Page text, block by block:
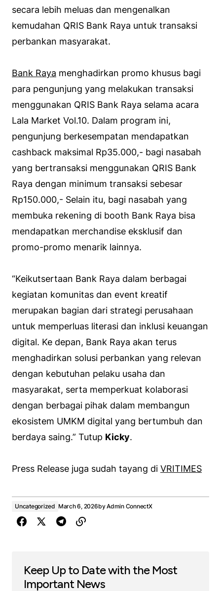
secara lebih meluas dan mengenalkan
kemudahan QRIS Bank Raya untuk transaksi
perbankan masyarakat.
Bank Raya menghadirkan promo khusus bagi
para pengunjung yang melakukan transaksi
menggunakan QRIS Bank Raya selama acara
Lala Market Vol.10. Dalam program ini,
pengunjung berkesempatan mendapatkan
cashback maksimal Rp35.000,- bagi nasabah
yang bertransaksi menggunakan QRIS Bank
Raya dengan minimum transaksi sebesar
Rp150.000,- Selain itu, bagi nasabah yang
membuka rekening di booth Bank Raya bisa
mendapatkan merchandise eksklusif dan
promo-promo menarik lainnya.
“Keikutsertaan Bank Raya dalam berbagai
kegiatan komunitas dan event kreatif
merupakan bagian dari strategi perusahaan
untuk memperluas literasi dan inklusi keuangan
digital. Ke depan, Bank Raya akan terus
menghadirkan solusi perbankan yang relevan
dengan kebutuhan pelaku usaha dan
masyarakat, serta memperkuat kolaborasi
dengan berbagai pihak dalam membangun
ekosistem UMKM digital yang bertumbuh dan
berdaya saing.” Tutup Kicky.
Press Release juga sudah tayang di VRITIMES
Uncategorized March 6, 2026byAdmin ConnectX
Keep Up to Date with the Most
Important News